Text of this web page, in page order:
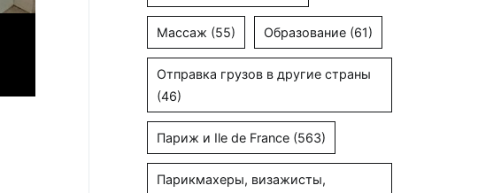
Массаж (55) Образование (61)
Отправка грузов в другие страны
(46)
Париж и Ile de France (563)
Парикмахеры, визажисты,